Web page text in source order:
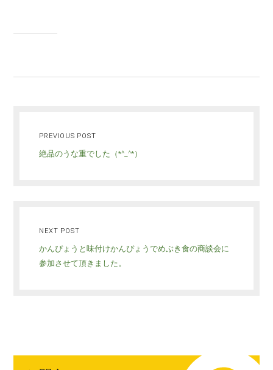
PREVIOUS POST
絶品のうな重でした（*^_^*）
NEXT POST
かんぴょうと味付けかんぴょうでめぶき食の商談会に
参加させて頂きました。